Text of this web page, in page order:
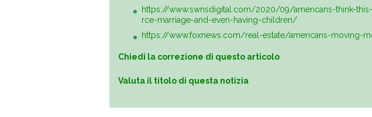
https://www.swnsdigital.com/2020/09/americans-think-
rce-marriage-and-even-having-children/
https://www.foxnews.com/real-estate/americans-moving-
Chiedi la correzione di questo articolo
Valuta il titolo di questa notizia